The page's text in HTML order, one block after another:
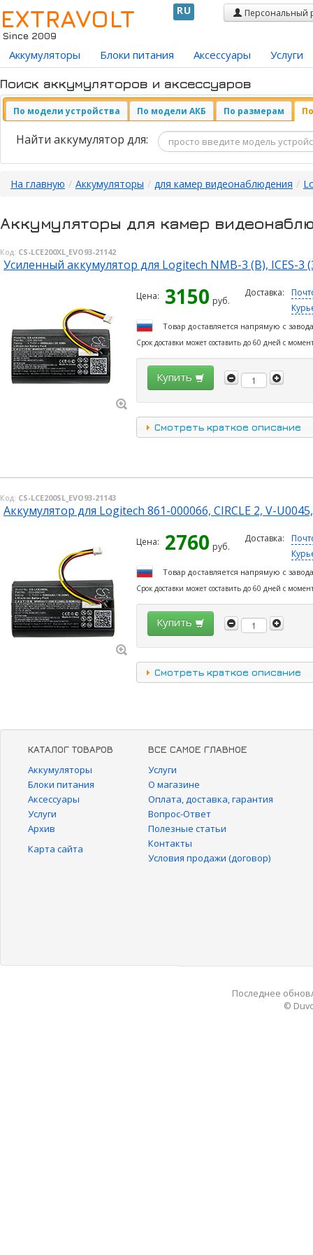
EXTRAVOLT
Since 2009
RU Персональный
Аккумуляторы Блоки питания Аксессуары Услуги
Поиск аккумуляторов и аксессуаров
По модели устройства По модели АКБ По размерам
Найти аккумулятор для:
На главную / Аккумуляторы / для камер видеонаблюдения /
Аккумуляторы для камер
Код: CS-LCE200XL_EVO93-21142
Усиленный аккумулятор для Logitech NMB-3 (B), ICES-3
Цена: 3150 руб.
Доставка:
Товар доставляется напрямую с
Срок доставки может составить до 60 дней с
Купить
Смотреть краткое описание
Код: CS-LCE200SL_EVO93-21143
Аккумулятор для Logitech 861-000066, CIRCLE 2, V-
Цена: 2760 руб.
Доставка:
Товар доставляется напрямую с
Срок доставки может составить до 60 дней с
Купить
Смотреть краткое описание
КАТАЛОГ ТОВАРОВ
Аккумуляторы
Блоки питания
Аксессуары
Услуги
Архив
Карта сайта
ВСЕ САМОЕ ГЛАВНОЕ
Услуги
О магазине
Оплата, доставка, гарантия
Вопрос-Ответ
Полезные статьи
Контакты
Условия продажи (договор)
Последнее
©